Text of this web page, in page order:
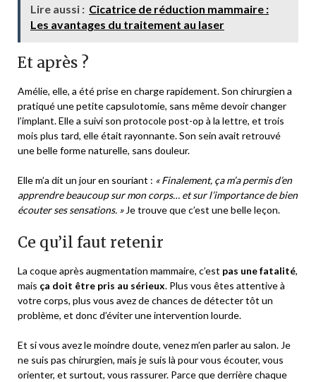
Lire aussi : Cicatrice de réduction mammaire :
Les avantages du traitement au laser
Et après ?
Amélie, elle, a été prise en charge rapidement. Son chirurgien a
pratiqué une petite capsulotomie, sans même devoir changer
l’implant. Elle a suivi son protocole post-op à la lettre, et trois
mois plus tard, elle était rayonnante. Son sein avait retrouvé
une belle forme naturelle, sans douleur.
Elle m’a dit un jour en souriant : « Finalement, ça m’a permis d’en
apprendre beaucoup sur mon corps… et sur l’importance de bien
écouter ses sensations. »Je trouve que c’est une belle leçon.
Ce qu’il faut retenir
La coque après augmentation mammaire, c’est pas une fatalité,
mais ça doit être pris au sérieux. Plus vous êtes attentive à
votre corps, plus vous avez de chances de détecter tôt un
problème, et donc d’éviter une intervention lourde.
Et si vous avez le moindre doute, venez m’en parler au salon. Je
ne suis pas chirurgien, mais je suis là pour vous écouter, vous
orienter, et surtout, vous rassurer. Parce que derrière chaque